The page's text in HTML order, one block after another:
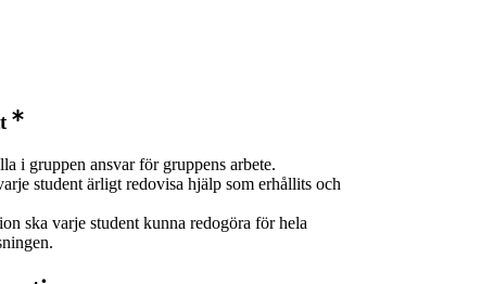
i gruppen ansvar för gruppens arbete.
student ärligt redovisa hjälp som erhållits och
ska varje student kunna redogöra för hela